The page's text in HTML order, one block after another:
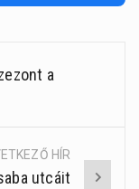
a
HÍR
utcáit